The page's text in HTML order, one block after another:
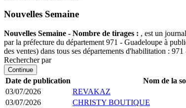
Nouvelles Semaine
Nouvelles Semaine - Nombre de tirages : , est un
par la préfecture du département 971 - Guadeloupe à
des ventes) dans tous ses départements d'habilitation :
Rechercher par
Continue
Date de publication Nom de la
03/07/2026
REVAKAZ
03/07/2026
CHRISTY BOUTIQUE